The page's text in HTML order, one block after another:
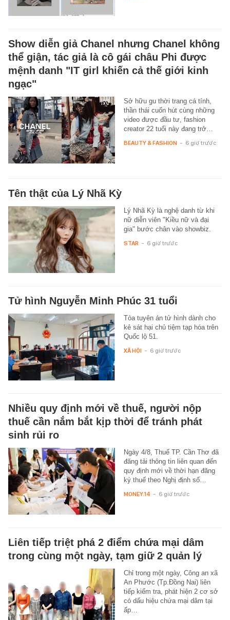
Show diễn giả Chanel nhưng Chanel không
thể giận, tác giả là cô gái châu Phi được
mệnh danh "IT girl khiến cả thế giới kinh
ngạc"
Sở hữu gu thời trang cá tính,
thần thái cuốn hút cùng những
video được đầu tư, fashion
creator 22 tuổi này đang trở…
BEAUTY & FASHION - 6 giờ trước
Tên thật của Lý Nhã Kỳ
Lý Nhã Kỳ là nghệ danh từ khi
nữ diễn viên "Kiều nữ và đại
gia" bước chân vào showbiz.
STAR - 6 giờ trước
Tử hình Nguyễn Minh Phúc 31 tuổi
Tòa tuyên án tử hình dành cho
kẻ sát hại chủ tiệm tạp hóa trên
Quốc lộ 51.
XÃ HỘI - 6 giờ trước
Nhiều quy định mới về thuế, người nộp
thuế cần nắm bắt kịp thời để tránh phát
sinh rủi ro
Ngày 4/8, Thuế TP. Cần Thơ đã
đăng tải thông tin liên quan đến
quy định mới về thời hạn đăng
ký thuế theo Nghị định số…
MONEY.14 - 6 giờ trước
Liên tiếp triệt phá 2 điểm chứa mại dâm
trong cùng một ngày, tạm giữ 2 quản lý
Chỉ trong một ngày, Công an xã
An Phước (Tp.Đồng Nai) liên
tiếp kiểm tra, phát hiện 2 cơ sở
có dấu hiệu chứa mại dâm tại
ấp…